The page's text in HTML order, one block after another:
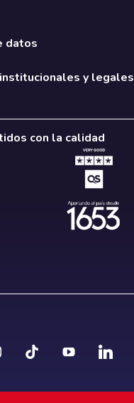
datos
y legales
con la calidad